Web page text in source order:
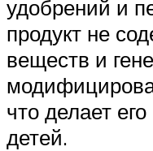
удобрений и
продукт не
веществ и
что делает
детей.